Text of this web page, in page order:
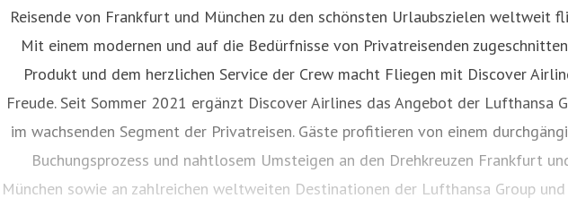
Director Corporate Communications & Spokesperson Discover Airlines
group.com
+49 (0)69 696 40923
Reisende von Frankfurt und München zu den schönsten Urlaubszielen weltweit
Mit einem modernen und auf die Bedürfnisse von Privatreisenden
Produkt und dem herzlichen Service der Crew macht Fliegen mit Discover
Freude. Seit Sommer 2021 ergänzt Discover Airlines das Angebot der Lufthansa
im wachsenden Segment der Privatreisen. Gäste profitieren von einem
Buchungsprozess und nahtlosem Umsteigen an den Drehkreuzen Frankfurt
München sowie an zahlreichen weltweiten Destinationen der Lufthansa Group und